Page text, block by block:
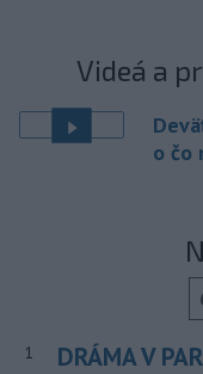
Videá a
o čo
1
DRÁMA V